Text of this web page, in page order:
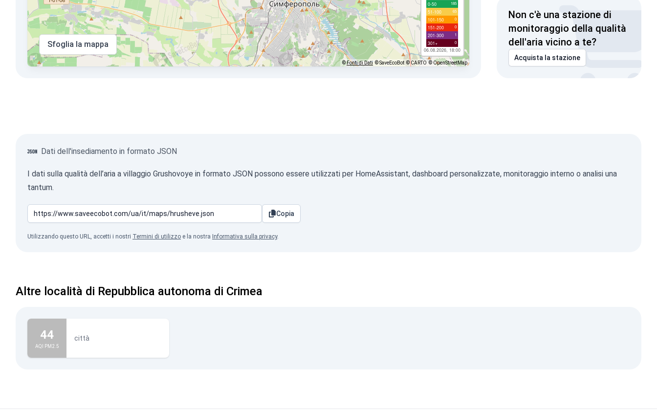
0-50 185
51-100 65
101-150 0
151-200 0
201-300 1
301+ 0
06.08.2026, 18:00
Sfoglia la mappa
©Fonti di Dati © SaveEcoBot © CARTO © OpenStreetMap
Non c'è una stazione di
monitoraggio della qualità
dell'aria vicino a te?
Acquista la stazione
Dati dell'insediamento in formato JSON
I dati sulla qualità dell’aria a villaggio Grushovoye in formato JSON possono essere utilizzati per HomeAssistant, dashboard personalizzate, monitoraggio interno o analisi una
tantum.
Copia
Utilizzando questo URL, accetti i nostri Termini di utilizzo e la nostra Informativa sulla privacy.
Altre località di Repubblica autonoma di Crimea
44
AQI PM2.5
città